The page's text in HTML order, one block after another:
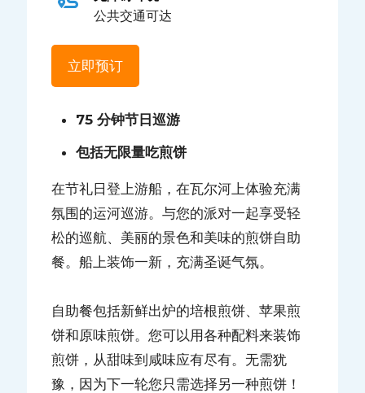
公共交通可达
立即预订
75 分钟节日巡游
包括无限量吃煎饼
在节礼日登上游船，在瓦尔河上体验充满
氛围的运河巡游。与您的派对一起享受轻
松的巡航、美丽的景色和美味的煎饼自助
餐。船上装饰一新，充满圣诞气氛。
自助餐包括新鲜出炉的培根煎饼、苹果煎
饼和原味煎饼。您可以用各种配料来装饰
煎饼，从甜味到咸味应有尽有。无需犹
豫，因为下一轮您只需选择另一种煎饼！